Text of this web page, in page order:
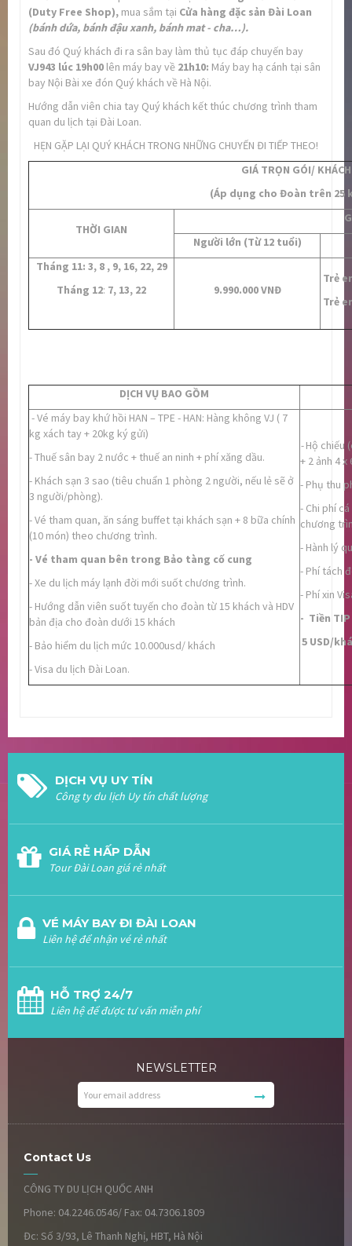
(Duty Free Shop), mua sắm tại Cửa hàng đặc sản Đài Loan
(bánh dứa, bánh đậu xanh, bánh mat - cha…).
Sau đó Quý khách đi ra sân bay làm thủ tục đáp chuyến bay
VJ943 lúc 19h00 lên máy bay về 21h10: Máy bay hạ cánh tại sân
bay Nội Bài xe đón Quý khách về Hà Nội.
Hướng dẫn viên chia tay Quý khách kết thúc chương trình tham
quan du lịch tại Đài Loan.
HẸN GẶP LẠI QUÝ KHÁCH TRONG NHỮNG CHUYẾN ĐI TIẾP THEO!
GIÁ TRỌN GÓI/ KHÁCH
(Áp dụng cho Đoàn trên 25
THỜI GIAN
Người lớn (Từ 12 tuổi)
Tháng 11: 3, 8 , 9, 16, 22, 29
Tháng 12: 7, 13, 22 9.990.000 VNĐ
Trẻ
Trẻ
DỊCH VỤ BAO GỒM
- Vé máy bay khứ hồi HAN – TPE - HAN: Hàng không VJ ( 7
kg xách tay + 20kg ký gửi)
- Thuế sân bay 2 nước + thuế an ninh + phí xăng dầu.
- Khách sạn 3 sao (tiêu chuẩn 1 phòng 2 người, nếu lẻ sẽ ở
3 người/phòng).
- Vé tham quan, ăn sáng buffet tại khách sạn + 8 bữa chính
(10 món) theo chương trình.
- Vé tham quan bên trong Bảo tàng cố cung
- Xe du lịch máy lạnh đời mới suốt chương trình.
- Hướng dẫn viên suốt tuyến cho đoàn từ 15 khách và HDV
bản địa cho đoàn dưới 15 khách
- Bảo hiểm du lịch mức 10.000usd/ khách
- Visa du lịch Đài Loan.
-Hộ chiếu
+ 2 ảnh 4 x
- Phụ thu
- Chi phí
chương
- Hành lý
- Phí tách
- Phí xin
- Tiền TIP
5 USD/
DỊCH VỤ UY TÍN
Công ty du lịch Uy tín chất lượng
GIÁ RẺ HẤP DẪN
Tour Đài Loan giá rẻ nhất
VÉ MÁY BAY ĐI ĐÀI LOAN
Liên hệ để nhận vé rẻ nhất
HỖ TRỢ 24/7
Liên hệ để được tư vấn miễn phí
NEWSLETTER
Contact Us
CÔNG TY DU LỊCH QUỐC ANH
Phone: 04.2246.0546/ Fax: 04.7306.1809
Đc: Số 3/93, Lê Thanh Nghị, HBT, Hà Nội